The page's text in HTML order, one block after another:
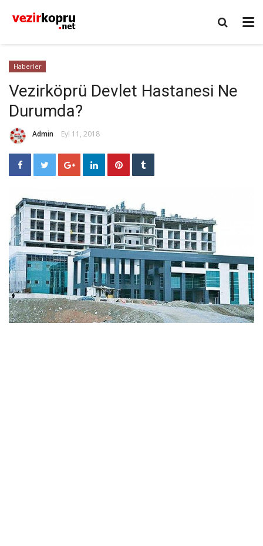
Haberler
Vezirköprü Devlet Hastanesi Ne
Durumda?
Admin Eyl 11, 2018